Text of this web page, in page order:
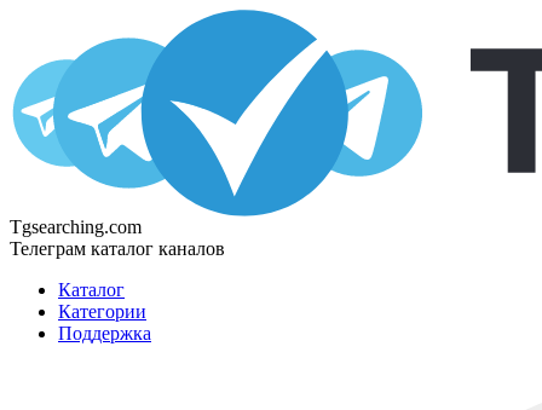
Tgsearching.com
Телеграм каталог каналов
Каталог
Категории
Поддержка